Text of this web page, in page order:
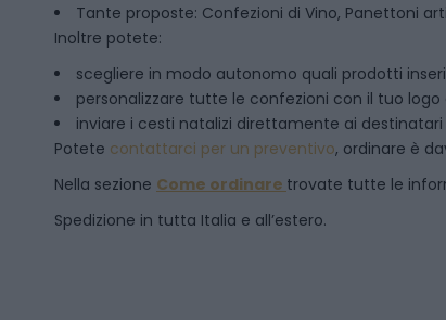
Tante proposte: Confezioni di Vino, Panettoni
Inoltre potete:
scegliere in modo autonomo quali prodotti
personalizzare tutte le confezioni con il tuo logo
inviare i cesti natalizi direttamente ai destinatari
Potete contattarci per un preventivo, ordinare è
Nella sezione Come ordinare trovate tutte le
Spedizione in tutta Italia e all’estero.